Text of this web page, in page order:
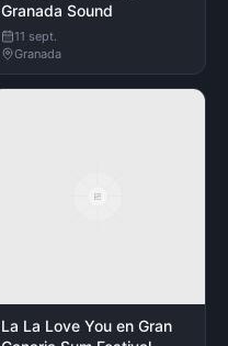
Granada Sound
11 sept.
Granada
La La Love You en Gran